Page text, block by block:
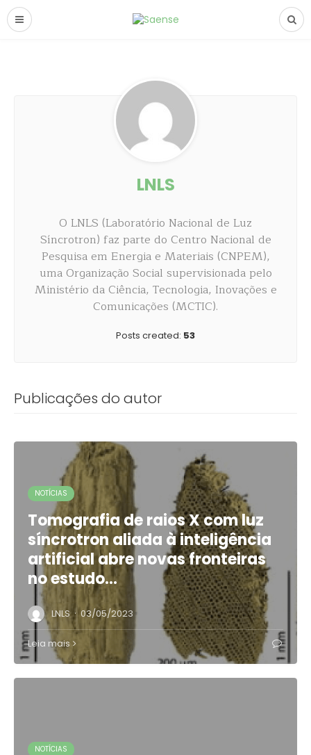
LNLS
O LNLS (Laboratório Nacional de Luz
Síncrotron) faz parte do Centro Nacional de
Pesquisa em Energia e Materiais (CNPEM),
uma Organização Social supervisionada pelo
Ministério da Ciência, Tecnologia, Inovações e
Comunicações (MCTIC).
Posts created: 53
Publicações do autor
NOTÍCIAS
Tomografia de raios X com luz
síncrotron aliada à inteligência
artificial abre novas fronteiras
no estudo…
LNLS · 03/05/2023
Leia mais
NOTÍCIAS